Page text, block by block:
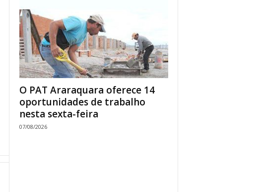
O PAT Araraquara oferece 14
oportunidades de trabalho
nesta sexta-feira
07/08/2026